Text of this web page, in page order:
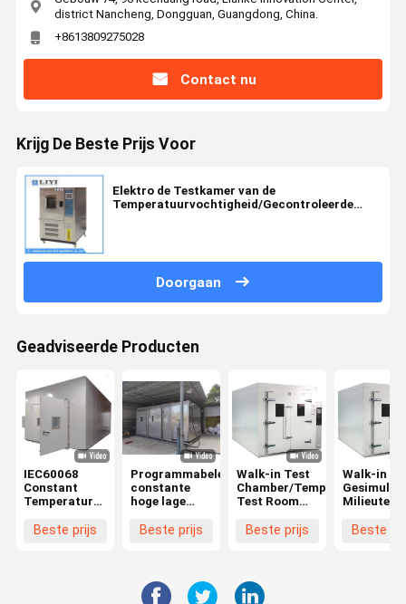
district Nancheng, Dongguan, Guangdong, China.
+8613809275028
Contact nu
Krijg De Beste Prijs Voor
Elektro de Testkamer van de
Temperatuurvochtigheid/Gecontroleerde
Doorgaan
Geadviseerde Producten
IEC60068
Constant
Temperature
Chamber-
Beste prijs
Programmabele
constante
hoge lage
vochtigheid
Beste prijs
Walk-in Test
Chamber/Temperature
Test Room
±0.5°C,
Beste prijs
Walk-in
van de
Beste